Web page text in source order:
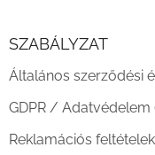
SZABÁLYZAT
Általános szerződési
GDPR / Adatvédelem
Reklamációs feltételek